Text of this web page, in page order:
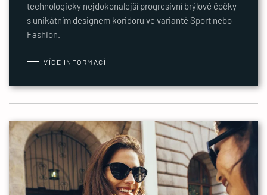
technologicky nejdokonalejší progresivní brýlové čočky
s unikátním designem koridoru ve variantě Sport nebo
Fashion.
VÍCE INFORMACÍ